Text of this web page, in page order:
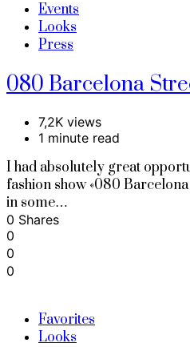
Events
Looks
Press
080 Barcelona
7,2K views
1 minute read
I had absolutely great
fashion show «080
in some…
0 Shares
0
0
0
Favorites
Looks